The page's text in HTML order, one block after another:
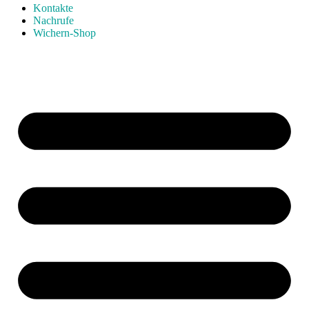
Kontakte
Nachrufe
Wichern-Shop